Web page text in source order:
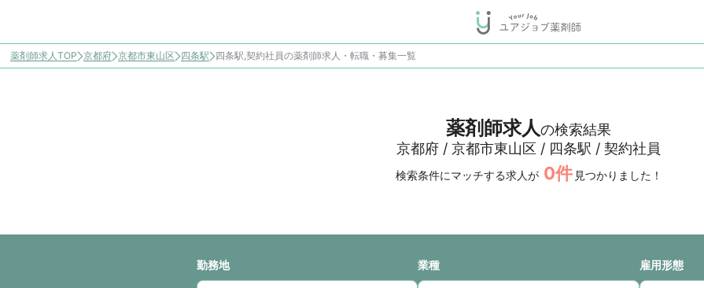
薬剤師求人TOP 京都府 京都市東山区 四条駅 四条駅,契約社員の薬剤師求人・転職・募集一覧
薬剤師求人の検索結果
京都府 / 京都市東山区 / 四条駅 / 契約社員
検索条件にマッチする求人が 0件 見つかりました！
勤務地 業種 雇用形態